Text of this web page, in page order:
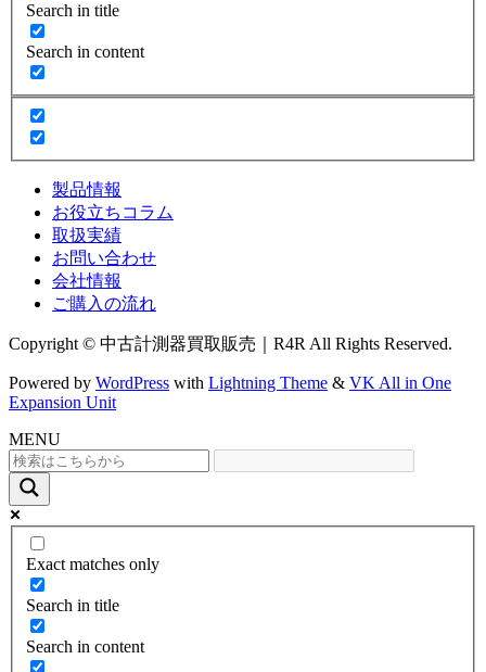
Search in title
Search in content
製品情報
お役立ちコラム
取扱実績
お問い合わせ
会社情報
ご購入の流れ
Copyright © 中古計測器買取販売｜R4R All Rights Reserved.
Powered by WordPress with Lightning Theme & VK All in One
Expansion Unit
MENU
Exact matches only
Search in title
Search in content